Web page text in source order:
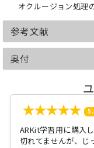
オクルージョン処理
参考文献
奥付
ARKit学習用に購入
切れてませんが、じ